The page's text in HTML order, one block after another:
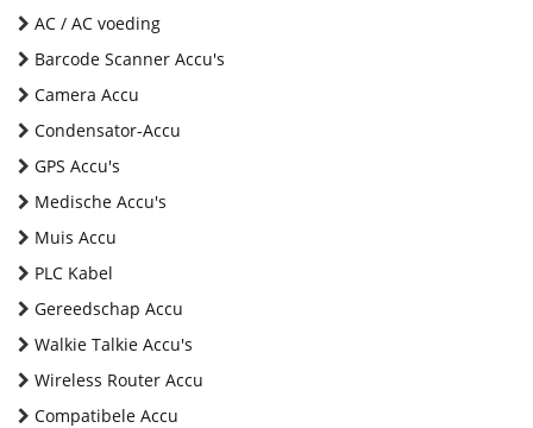
AC / AC voeding
Barcode Scanner Accu's
Camera Accu
Condensator-Accu
GPS Accu's
Medische Accu's
Muis Accu
PLC Kabel
Gereedschap Accu
Walkie Talkie Accu's
Wireless Router Accu
Compatibele Accu